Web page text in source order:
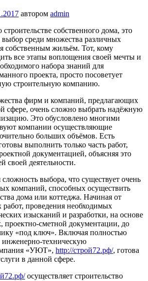
автором admin
собственного дома, это
выбор среди множества различных
собственным жильём. Тот, кому
все этапы воплощения своей мечты и
набора знаний для
проекта, просто посоветует
строительную компанию.
фирм и компаний, предлагающих
сфере, очень сложно выбрать надёжную
Это обусловлено многими
компании осуществляющие
больших объёмов. Есть
выполнить только часть работ,
документацией, объясняя это
своей деятельности.
выбора, что существует очень
компаний, способных осуществить
дома или коттеджа. Начиная от
работ, проведения необходимых
изысканий и разработки, на основе
сметной документации, до
«под ключ». Включая полностью
техническую
«УЮТ», http://строй72.рф/, готова
в данной сфере.
осуществляет строительство